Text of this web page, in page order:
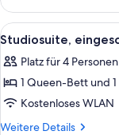
Meerblick,
Strandnähe
Alle
Fotos
für
Studiosuite,
eingeschränkter
Meerblick
9
Studiosuite,
Platz für 4 Personen
1 Queen-Bett und
Kostenloses WLAN
Weitere Details
Weitere